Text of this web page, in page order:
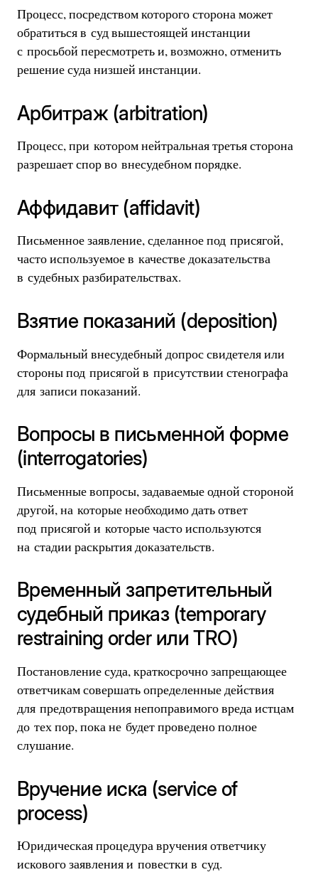
Процесс, посредством которого сторона может
обратиться в суд вышестоящей инстанции
с просьбой пересмотреть и, возможно, отменить
решение суда низшей инстанции.
Арбитраж (arbitration)
Процесс, при котором нейтральная третья сторона
разрешает спор во внесудебном порядке.
Аффидавит (affidavit)
Письменное заявление, сделанное под присягой,
часто используемое в качестве доказательства
в судебных разбирательствах.
Взятие показаний (deposition)
Формальный внесудебный допрос свидетеля или
стороны под присягой в присутствии стенографа
для записи показаний.
Вопросы в письменной форме
(interrogatories)
Письменные вопросы, задаваемые одной стороной
другой, на которые необходимо дать ответ
под присягой и которые часто используются
на стадии раскрытия доказательств.
Временный запретительный
судебный приказ (temporary
restraining order или TRO)
Постановление суда, краткосрочно запрещающее
ответчикам совершать определенные действия
для предотвращения непоправимого вреда истцам
до тех пор, пока не будет проведено полное
слушание.
Вручение иска (service of
process)
Юридическая процедура вручения ответчику
искового заявления и повестки в суд.